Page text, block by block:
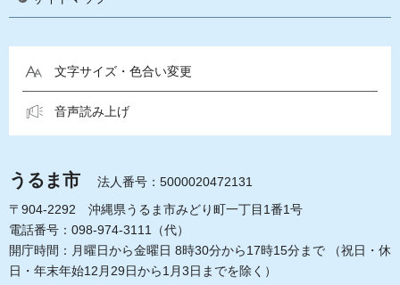
文字サイズ・色合い変更
音声読み上げ
うるま市
法人番号：5000020472131
〒904-2292 沖縄県うるま市みどり町一丁目1番1号
電話番号：098-974-3111（代）
開庁時間：月曜日から金曜日 8時30分から17時15分まで
（祝日・休
日・年末年始12月29日から1月3日までを除く）